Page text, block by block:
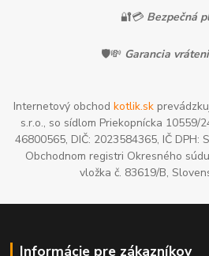
🔐💳 Bezpečná
🛡️💸 Garancia
Internetový obchod kotlik.sk
s.r.o., so sídlom Priekopnícka 10559/
46800565, DIČ: 2023584365, IČ DPH:
Obchodnom registri Okresného
vložka č. 83619/B,
Informácie pre zákazníkov